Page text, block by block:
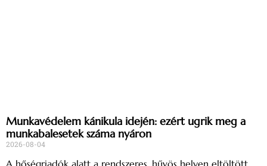
Munkavédelem kánikula idején: ezért ugrik meg a
munkabalesetek száma nyáron
2026-08-04